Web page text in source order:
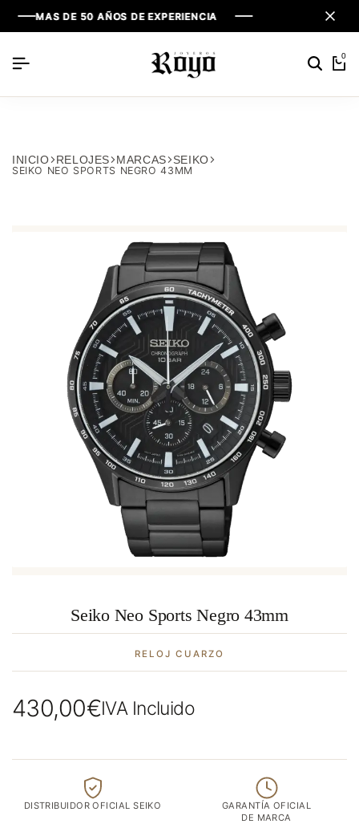
MAS DE 50 AÑOS DE EXPERIENCIA
MAS DE 50 AÑOS DE EXPERIENCIA
MAS DE 50 AÑOS DE EXPERIENCIA
0
INICIO RELOJES MARCAS SEIKO
SEIKO NEO SPORTS NEGRO 43MM
Seiko Neo Sports Negro 43mm
RELOJ CUARZO
430,00€IVA Incluido
DISTRIBUIDOR OFICIAL SEIKO
GARANTÍA OFICIAL
DE MARCA